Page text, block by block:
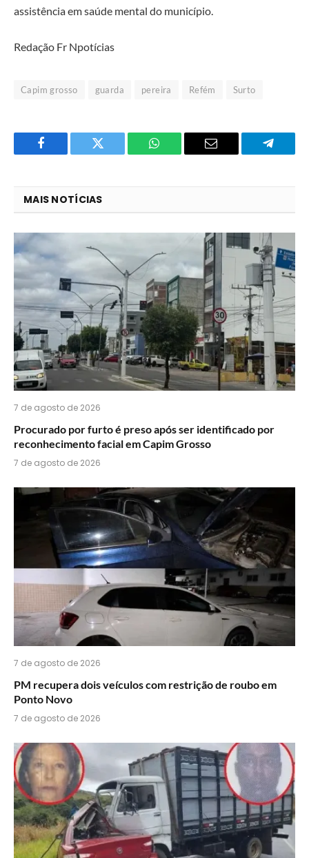
assistência em saúde mental do município.
Redação Fr Npotícias
Capim grosso guarda pereira Refém Surto
Facebook Twitter
O
WhatsApp?
E-
MAIS NOTÍCIAS
7 de agosto de 2026
Procurado por furto é preso após ser identificado por
reconhecimento facial em Capim Grosso
7 de agosto de 2026
7 de agosto de 2026
PM recupera dois veículos com restrição de roubo em
Ponto Novo
7 de agosto de 2026